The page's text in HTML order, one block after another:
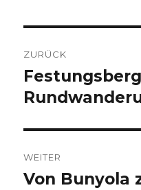
ZURÜCK
Vorheriger
Beitrag:
WEITER
Nächster
Von Bunyola